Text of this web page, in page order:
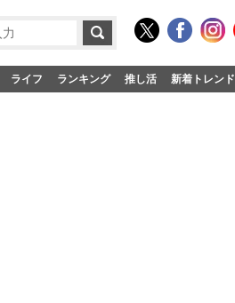
ライフ ランキング 推し活 新着トレンド